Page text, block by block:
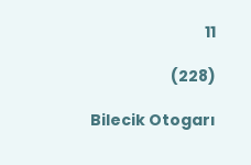
11
(228)
Bilecik Otogarı